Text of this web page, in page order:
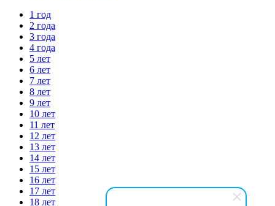
1 год
2 года
3 года
4 года
5 лет
6 лет
7 лет
8 лет
9 лет
10 лет
11 лет
12 лет
13 лет
14 лет
15 лет
16 лет
17 лет
18 лет